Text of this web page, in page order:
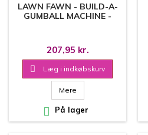
LAWN FAWN - BUILD-A-
GUMBALL MACHINE -
207,95 kr.
 Læg i indkøbskurv
Mere
 På lager